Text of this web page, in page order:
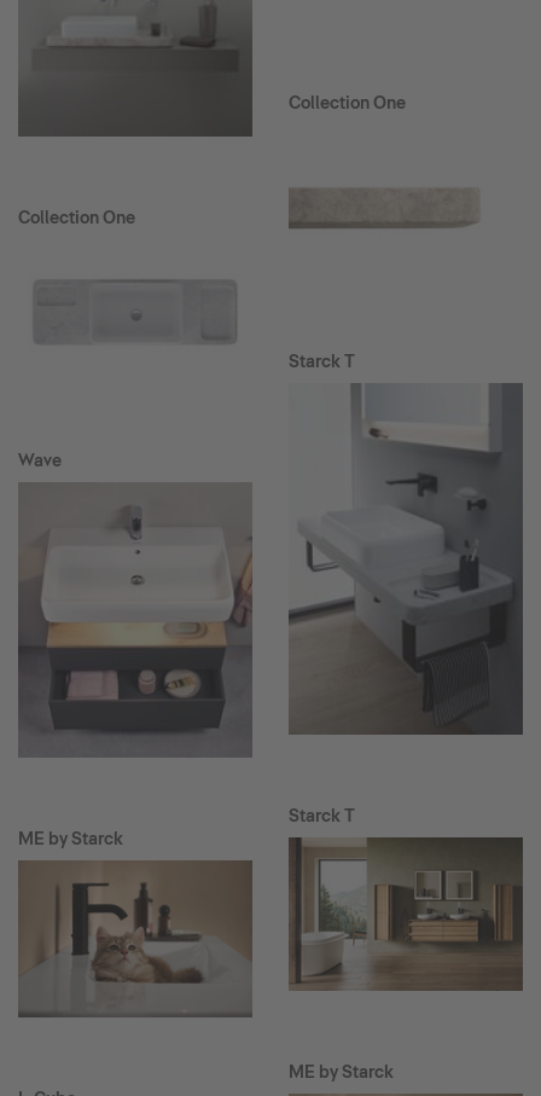
Collection One
Wave
ME by Starck
Collection One
Starck T
Starck T
ME by Starck